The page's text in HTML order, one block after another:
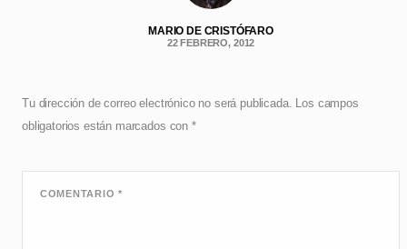
MARIO DE CRISTÓFARO
22 FEBRERO, 2012
Tu dirección de correo electrónico no será publicada. Los campos
obligatorios están marcados con *
COMENTARIO*